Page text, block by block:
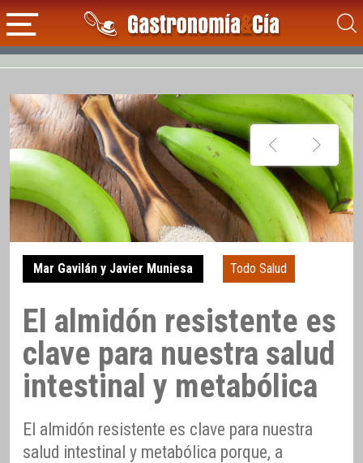
Mar Gavilán y Javier Muniesa Todo Salud
El almidón resistente es
clave para nuestra salud
intestinal y metabólica
El almidón resistente es clave para nuestra
salud intestinal y metabólica porque, a